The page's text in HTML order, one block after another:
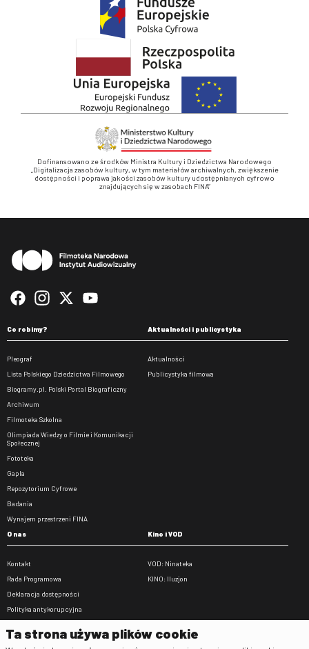
Dofinansowano ze środków Ministra Kultury i Dziedzictwa Narodowego
„Digitalizacja zasobów kultury, w tym materiałów archiwalnych, zwiększenie
dostępności i poprawa jakości zasobów kultury udostępnianych cyfrowo
znajdujących się w zasobach FINA”
Co robimy?
Pleograf
Lista Polskiego Dziedzictwa Filmowego
Biogramy.pl. Polski Portal Biograficzny
Archiwum
Filmoteka Szkolna
Olimpiada Wiedzy o Filmie i Komunikacji
Społecznej
Fototeka
Gapla
Repozytorium Cyfrowe
Badania
Wynajem przestrzeni FINA
Aktualności i publicystyka
Aktualności
Publicystyka filmowa
O nas
Kontakt
Rada Programowa
Deklaracja dostępności
Polityka antykorupcyjna
Zamówienia publiczne
Kino i VOD
VOD: Ninateka
KINO: Iluzjon
Ta strona używa plików cookie